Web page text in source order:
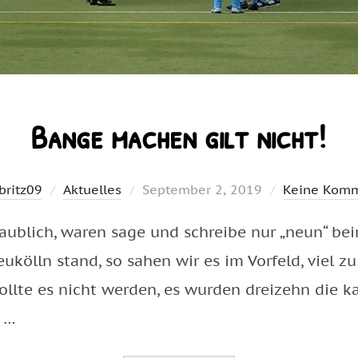
Bange machen gilt nicht!
Aktuelles
Veröffentlicht
September 2, 2019 Keine
waren sage und schreibe nur „neun“
stand, so sahen wir es im Vorfeld, viel
es nicht werden, es wurden dreizehn die
…